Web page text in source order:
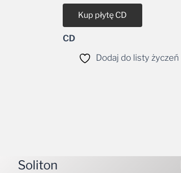
Kup płytę CD
CD
Dodaj do listy życzeń
Soliton